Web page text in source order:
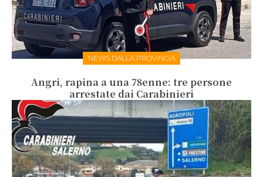
NEWS DALLA PROVINCIA
Angri, rapina a una 78enne: tre persone
arrestate dai Carabinieri